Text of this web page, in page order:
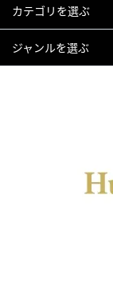
カテゴリを選ぶ
ジャンルを選ぶ